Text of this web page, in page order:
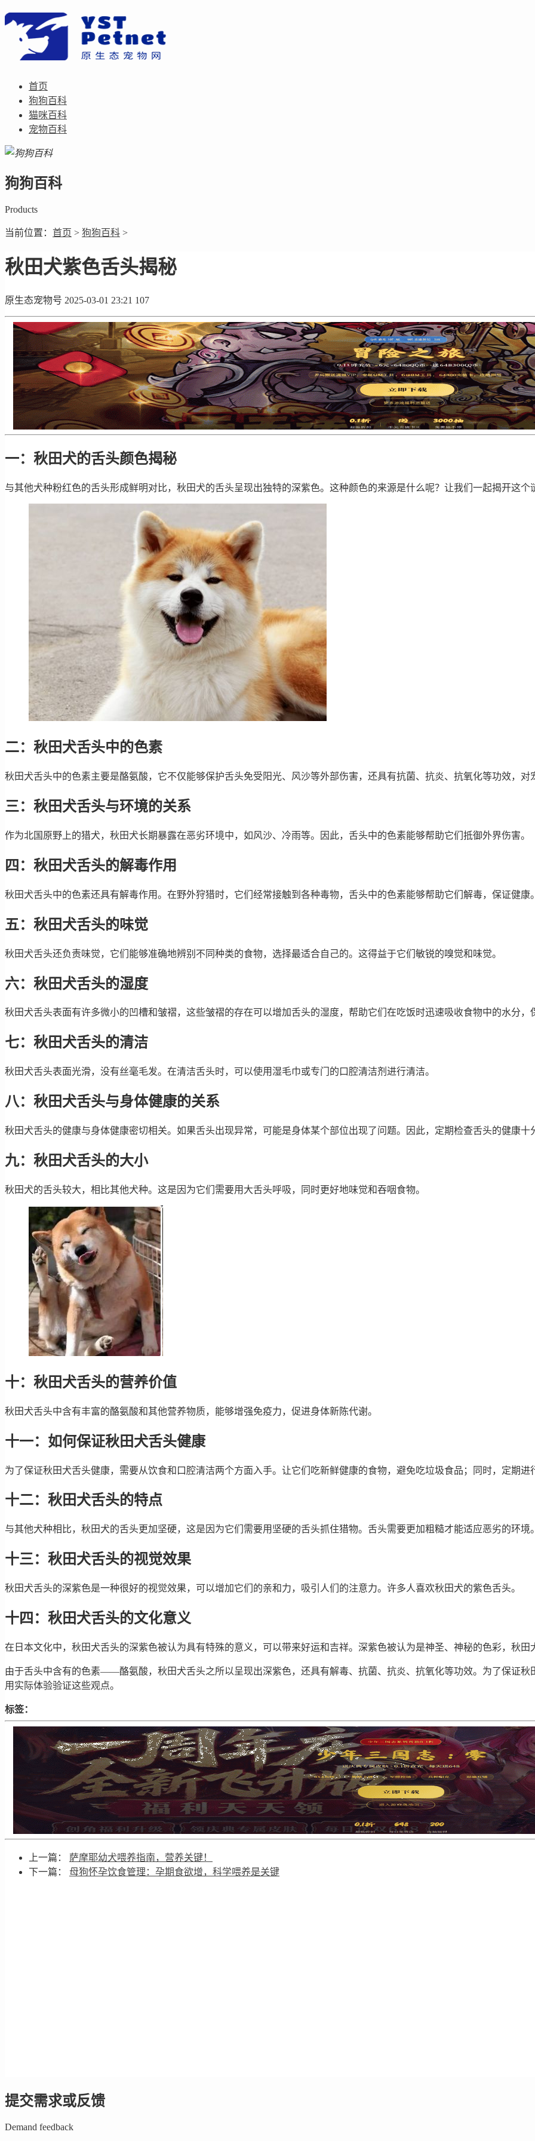
首页
狗狗百科
猫咪百科
宠物百科
狗狗百科
Products
当前位置： 首页 > 狗狗百科 >
秋田犬紫色舌头揭秘
原生态宠物号 2025-03-01 23:21 107
一：秋田犬的舌头颜色揭秘
与其他犬种粉红色的舌头形成鲜明对比，秋田犬的舌头呈现出独特的深紫色。这种颜色的来源是什么呢？让我们一起揭开这个
二：秋田犬舌头中的色素
秋田犬舌头中的色素主要是酪氨酸，它不仅能够保护舌头免受阳光、风沙等外部伤害，还具有抗菌、抗炎、抗氧化等功效，对
三：秋田犬舌头与环境的关系
作为北国原野上的猎犬，秋田犬长期暴露在恶劣环境中，如风沙、冷雨等。因此，舌头中的色素能够帮助它们抵御外界伤害。
四：秋田犬舌头的解毒作用
秋田犬舌头中的色素还具有解毒作用。在野外狩猎时，它们经常接触到各种毒物，舌头中的色素能够帮助它们解毒，保证健康
五：秋田犬舌头的味觉
秋田犬舌头还负责味觉，它们能够准确地辨别不同种类的食物，选择最适合自己的。这得益于它们敏锐的嗅觉和味觉。
六：秋田犬舌头的湿度
秋田犬舌头表面有许多微小的凹槽和皱褶，这些皱褶的存在可以增加舌头的湿度，帮助它们在吃饭时迅速吸收食物中的水分，
七：秋田犬舌头的清洁
秋田犬舌头表面光滑，没有丝毫毛发。在清洁舌头时，可以使用湿毛巾或专门的口腔清洁剂进行清洁。
八：秋田犬舌头与身体健康的关系
秋田犬舌头的健康与身体健康密切相关。如果舌头出现异常，可能是身体某个部位出现了问题。因此，定期检查舌头的健康十
九：秋田犬舌头的大小
秋田犬的舌头较大，相比其他犬种。这是因为它们需要用大舌头呼吸，同时更好地味觉和吞咽食物。
十：秋田犬舌头的营养价值
秋田犬舌头中含有丰富的酪氨酸和其他营养物质，能够增强免疫力，促进身体新陈代谢。
十一：如何保证秋田犬舌头健康
为了保证秋田犬舌头健康，需要从饮食和口腔清洁两个方面入手。让它们吃新鲜健康的食物，避免吃垃圾食品；同时，定期进
十二：秋田犬舌头的特点
与其他犬种相比，秋田犬的舌头更加坚硬，这是因为它们需要用坚硬的舌头抓住猎物。舌头需要更加粗糙才能适应恶劣的环境
十三：秋田犬舌头的视觉效果
秋田犬舌头的深紫色是一种很好的视觉效果，可以增加它们的亲和力，吸引人们的注意力。许多人喜欢秋田犬的紫色舌头。
十四：秋田犬舌头的文化意义
在日本文化中，秋田犬舌头的深紫色被认为具有特殊的意义，可以带来好运和吉祥。深紫色被认为是神圣、神秘的色彩，秋
由于舌头中含有的色素——酪氨酸，秋田犬舌头之所以呈现出深紫色，还具有解毒、抗菌、抗炎、抗氧化等功效。为了保证
用实际体验验证这些观点。
标签：
上一篇： 萨摩耶幼犬喂养指南，营养关键！
下一篇： 母狗怀孕饮食管理：孕期食欲增，科学喂养是关键
提交需求或反馈
Demand feedback